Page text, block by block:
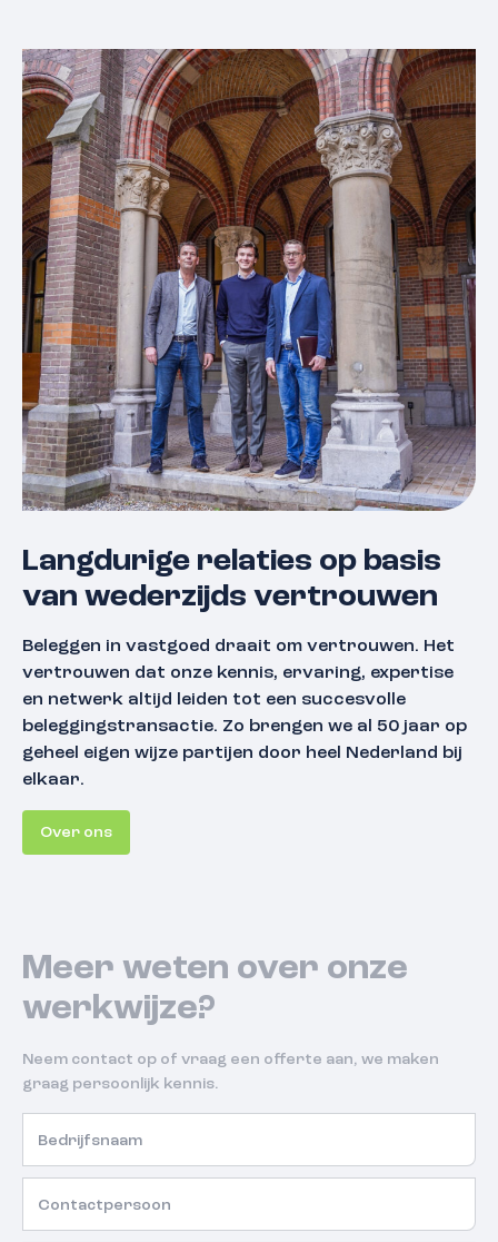
Langdurige relaties op basis
van wederzijds vertrouwen
Beleggen in vastgoed draait om vertrouwen. Het
vertrouwen dat onze kennis, ervaring, expertise
en netwerk altijd leiden tot een succesvolle
beleggingstransactie. Zo brengen we al 50 jaar op
geheel eigen wijze partijen door heel Nederland bij
elkaar.
Over ons
Meer weten over onze
werkwijze?
Neem contact op of vraag een offerte aan, we maken
graag persoonlijk kennis.
Bedrijfsnaam
Contactpersoon